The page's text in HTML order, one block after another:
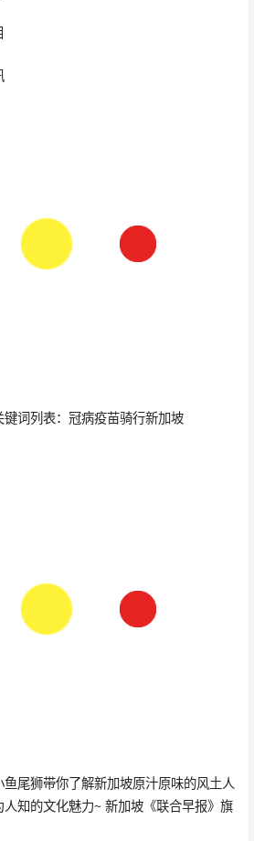
词列表：冠病疫苗骑行新加坡
尾狮带你了解新加坡原汁原味的风土人
知的文化魅力~ 新加坡《联合早报》旗